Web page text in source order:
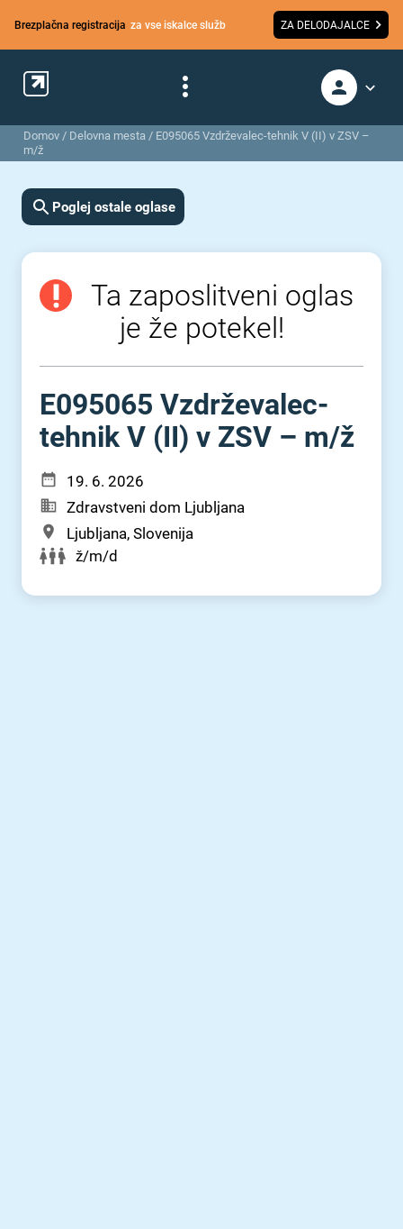
Brezplačna registracija za vse iskalce služb ZA DELODAJALCE
Domov / Delovna mesta / E095065 Vzdrževalec-tehnik V (II) v ZSV –
m/ž
Poglej ostale oglase
Ta zaposlitveni oglas
je že potekel!
E095065 Vzdrževalec-
tehnik V (II) v ZSV – m⁠/⁠ž
19. 6. 2026
Zdravstveni dom Ljubljana
Ljubljana, Slovenija
ž/m/d